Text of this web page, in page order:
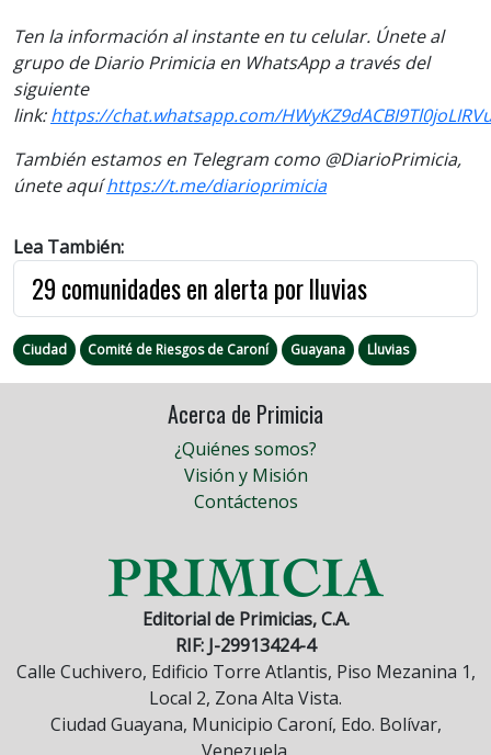
Ten la información al instante en tu celular. Únete al
grupo de Diario Primicia en WhatsApp a través del
siguiente
link:https://chat.whatsapp.com/
También estamos en Telegram como @DiarioPrimicia,
únete aquíhttps://t.me/diarioprimicia
Lea También:
29 comunidades en alerta por lluvias
Ciudad Comité de Riesgos de Caroní Guayana Lluvias
Acerca de Primicia
¿Quiénes somos?
Visión y Misión
Contáctenos
Editorial de Primicias, C.A.
RIF: J-29913424-4
Calle Cuchivero, Edificio Torre Atlantis, Piso Mezanina 1,
Local 2, Zona Alta Vista.
Ciudad Guayana, Municipio Caroní, Edo. Bolívar,